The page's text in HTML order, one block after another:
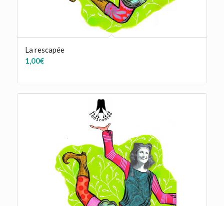
La rescapée
1,00€